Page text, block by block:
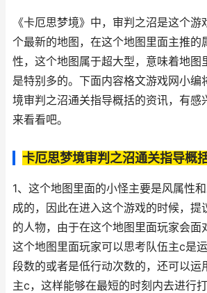
《卡厄思梦境》中，审判之沼是这个
个最新的地图，在这个地图里面主推的
性，这个地图属于超大型，意味着地图
是特别多的。下面内容格文游戏网小编
境审判之沼通关指导概括的资讯，有感
来看看吧。
卡厄思梦境审判之沼通关指导概
1、这个地图里面的小怪主要是风属性
成的，因此在进入这个游戏的时候，提
的人物，由于在这个地图里面玩家会面
这个地图里面玩家可以思考队伍主c是
段数的或者是低行动次数的，还可以运
主c，这样能够在最短的时刻内去进行